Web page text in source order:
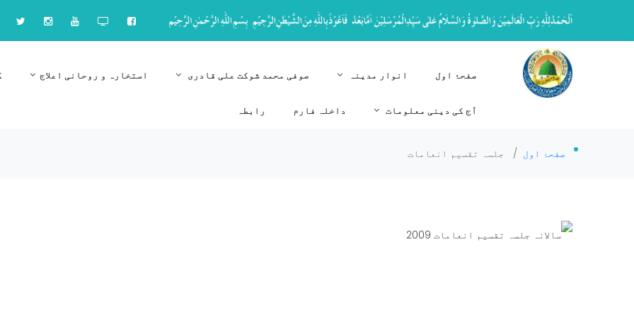
صفحۂ اول انوار مدینہ صوفی محمد شوکت علی قادری استخارہ و روحانی اعلاج
آج کی دینی معلومات داخلہ فارم رابطہ
صفحۂ اول / جلسہ تقسیم انعامات